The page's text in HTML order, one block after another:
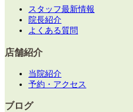
スタッフ最新情報
院長紹介
よくある質問
店舗紹介
当院紹介
予約・アクセス
ブログ